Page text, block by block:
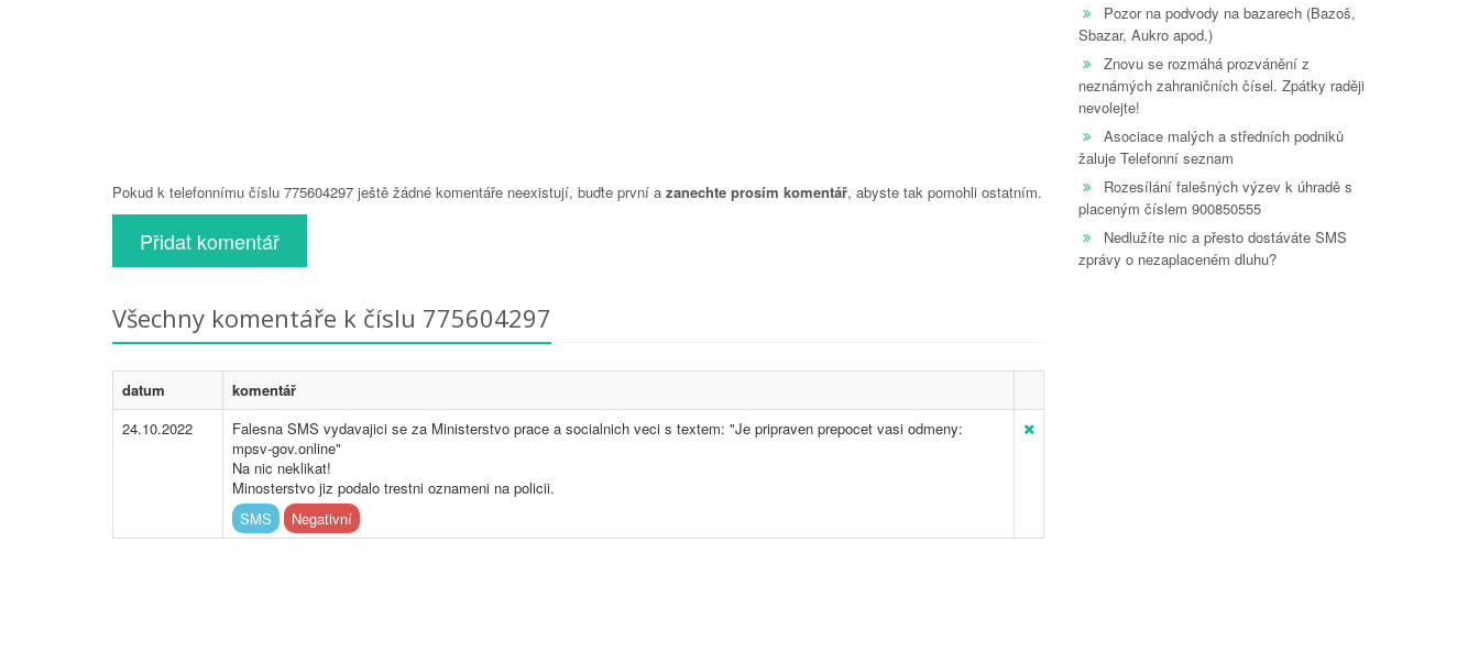
Pokud k telefonnímu číslu 775604297 ještě žádné komentáře neexistují, buďte první a zanechte prosím komentář, abyste tak pomohli ostatním.
Přidat komentář
Všechny komentáře k číslu 775604297
datum
komentář
24.10.2022
Falesna SMS vydavajici se za Ministerstvo prace a socialnich veci s textem: "Je pripraven prepocet vasi odmeny:
mpsv-gov.online"
Na nic neklikat!
Minosterstvo jiz podalo trestni oznameni na policii.
SMS
Negativní
Pozor na podvody na bazarech (Bazoš,
Sbazar, Aukro apod.)
Znovu se rozmáhá prozvánění z
neznámých zahraničních čísel. Zpátky raději
nevolejte!
Asociace malých a středních podniků
žaluje Telefonní seznam
Rozesílání falešných výzev k úhradě s
placeným číslem 900850555
Nedlužíte nic a přesto dostáváte SMS
zprávy o nezaplaceném dluhu?